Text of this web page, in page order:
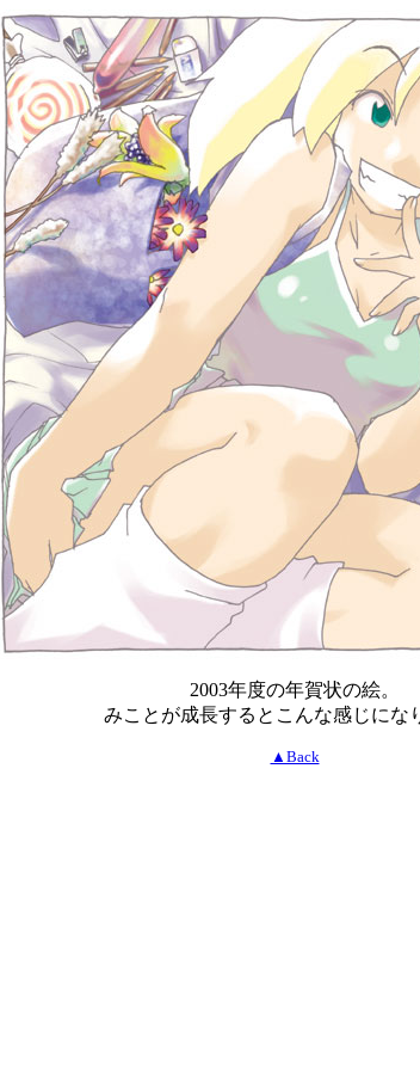
2003年度の年賀状の絵。
みことが成長するとこんな感じにな
▲Back